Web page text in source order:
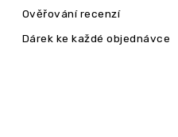
Ověřování recenzí
Dárek ke každé objednávce